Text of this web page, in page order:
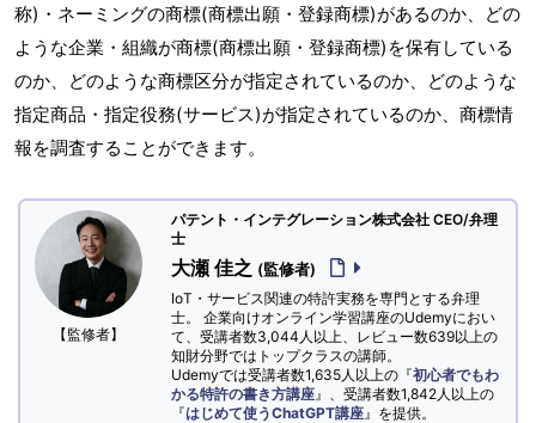
称)・ネーミングの商標(商標出願・登録商標)があるのか、どの
ような企業・組織が商標(商標出願・登録商標)を保有している
のか、どのような商標区分が指定されているのか、どのような
指定商品・指定役務(サービス)が指定されているのか、商標情
報を調査することができます。
【監修者】
パテント・インテグレーション株式会社 CEO/弁理
士
大瀬 佳之 (監修者)
IoT・サービス関連の特許実務を専門とする弁理
士。 企業向けオンライン学習講座のUdemyにおい
て、受講者数3,044人以上、レビュー数639以上の
知財分野ではトップクラスの講師。
Udemyでは受講者数1,635人以上の『初心者でもわ
かる特許の書き方講座 』、受講者数1,842人以上の
『はじめて使うChatGPT講座 』を提供。